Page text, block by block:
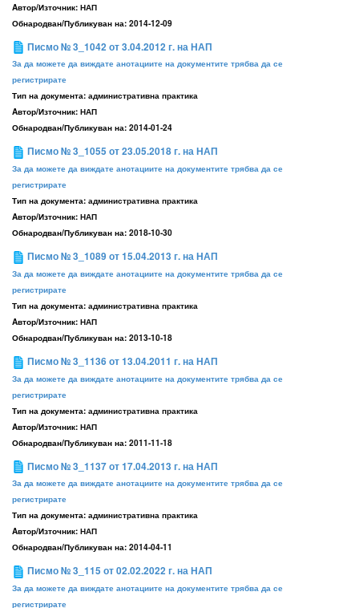
Aвтор/Източник: НАП
Обнародван/Публикуван на: 2014-12-09
Писмо № 3_1042 от 3.04.2012 г. на НАП
За да можете да виждате анотациите на документите трябва да се
регистрирате
Тип на документа: административна практика
Aвтор/Източник: НАП
Обнародван/Публикуван на: 2014-01-24
Писмо № 3_1055 от 23.05.2018 г. на НАП
За да можете да виждате анотациите на документите трябва да се
регистрирате
Тип на документа: административна практика
Aвтор/Източник: НАП
Обнародван/Публикуван на: 2018-10-30
Писмо № 3_1089 от 15.04.2013 г. на НАП
За да можете да виждате анотациите на документите трябва да се
регистрирате
Тип на документа: административна практика
Aвтор/Източник: НАП
Обнародван/Публикуван на: 2013-10-18
Писмо № 3_1136 от 13.04.2011 г. на НАП
За да можете да виждате анотациите на документите трябва да се
регистрирате
Тип на документа: административна практика
Aвтор/Източник: НАП
Обнародван/Публикуван на: 2011-11-18
Писмо № 3_1137 от 17.04.2013 г. на НАП
За да можете да виждате анотациите на документите трябва да се
регистрирате
Тип на документа: административна практика
Aвтор/Източник: НАП
Обнародван/Публикуван на: 2014-04-11
Писмо № 3_115 от 02.02.2022 г. на НАП
За да можете да виждате анотациите на документите трябва да се
регистрирате